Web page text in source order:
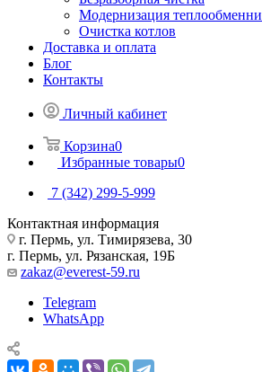
Модернизация
Очистка котлов
Доставка и оплата
Блог
Контакты
Личный кабинет
Корзина0
Избранные товары0
7 (342) 299-5-999
Контактная информация
г. Пермь, ул. Тимирязева, 30
г. Пермь, ул. Рязанская, 19Б
zakaz@everest-59.ru
Telegram
WhatsApp